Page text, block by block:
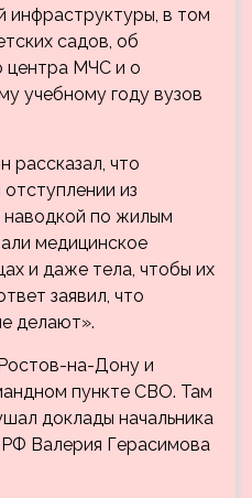
инфраструктуры, в том
садов, об
центра МЧС и о
учебному году вузов
рассказал, что
из
по жилым
медицинское
и даже тела, чтобы их
заявил, что
делают».
на-Дону и
пункте СВО. Там
доклады начальника
Валерия Герасимова